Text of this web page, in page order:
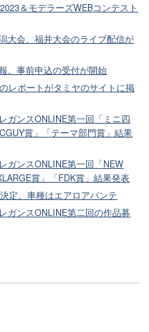
＆モデラーズWEBコンテスト
大会、福井大会のライブ配信が
。事前申込の受付が開始
レポートがタミヤのサイトに掲
ガンスONLINE第一回「ミニ四
賞」「テーマ部門賞」結果
ガンスONLINE第一回「NEW
賞」「FDK賞」結果発表
定。車種はエアロアバンテ
ガンスONLINE第二回の作品募